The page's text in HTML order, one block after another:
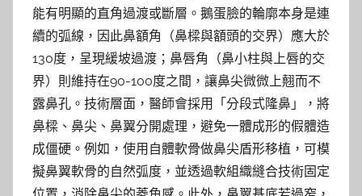
能有明顯的直角過渡或斷層。鵝蛋臉的輪廓本身是連
續的弧線，因此鼻額角（鼻樑與額頭的交界）應大於
130度，呈現緩坡過渡；鼻唇角（鼻小柱與上唇的交
界）則維持在90-100度之間，讓鼻尖微微上翹而不
露鼻孔。技術層面，醫師會採用「分段式隆鼻」，將
鼻樑、鼻尖、鼻翼分開處理，避免一體成形的假體造
成僵硬。例如，使用自體軟骨做鼻尖盾形移植，可模
擬鼻翼軟骨的自然弧度，並透過軟組織縫合技術固定